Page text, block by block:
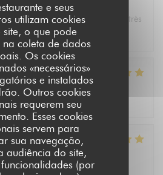
e seus
utilizam cookies
site, o que pode
na coleta de dados
Os cookies
«necessários»
e instalados
Outros cookies
requerem seu
Esses cookies
servem para
sua navegação,
audiência do site,
(por
plats excellents et un personnel très
2
5/5 menu : 5/5 quality_price
2
/5 menu: 5/5 quality_price: